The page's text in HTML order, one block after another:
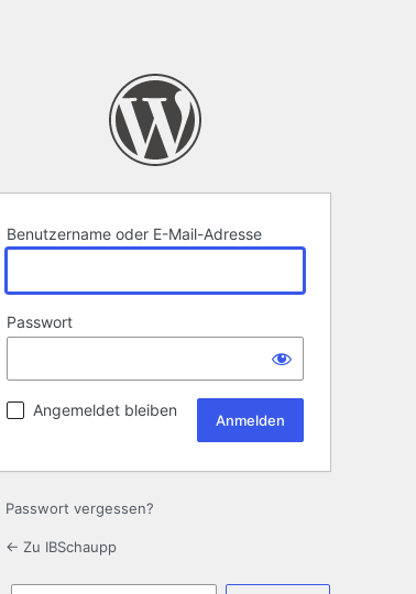
Benutzername oder E-Mail-Adresse
Passwort
Angemeldet bleiben
Passwort vergessen?
← Zu IBSchaupp